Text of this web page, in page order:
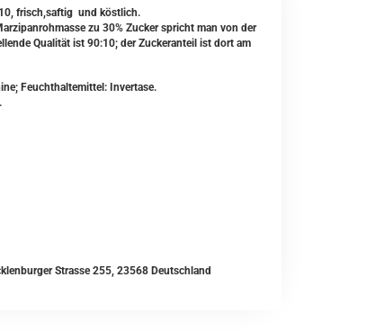
frisch,saftig und köstlich.
zu 30% Zucker spricht man von der
Qualität ist 90:10; der Zuckeranteil ist dort am
Feuchthaltemittel: Invertase.
Strasse 255, 23568 Deutschland